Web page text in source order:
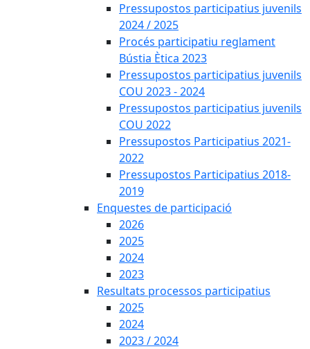
Pressupostos participatius juvenils
2024 / 2025
Procés participatiu reglament
Bústia Ètica 2023
Pressupostos participatius juvenils
COU 2023 - 2024
Pressupostos participatius juvenils
COU 2022
Pressupostos Participatius 2021-
2022
Pressupostos Participatius 2018-
2019
Enquestes de participació
2026
2025
2024
2023
Resultats processos participatius
2025
2024
2023 / 2024